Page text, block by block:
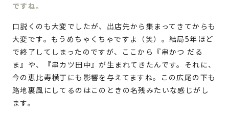
ですね。
口説くのも大変でしたが、出店先から集まってきてからも
大変です。もうめちゃくちゃですよ（笑）。結局5年ほど
で終了してしまったのですが、ここから『串かつ だる
ま』や、『串カツ田中』が生まれてきたんです。それに、
今の恵比寿横丁にも影響を与えてますね。この広尾の下も
路地裏風にしてるのはこのときの名残みたいな感じがし
ます。